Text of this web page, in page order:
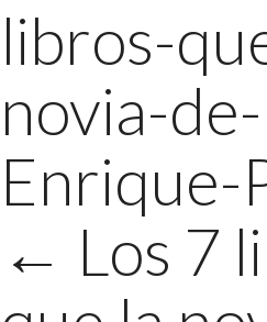
libros-
novia-de-
Enrique-
← Los 7